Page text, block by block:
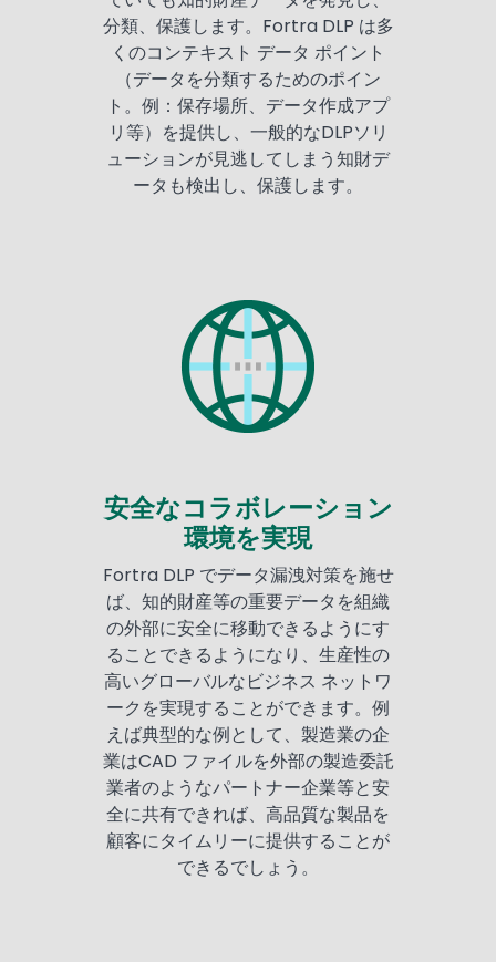
分類、保護します。Fortra DLP は多
くのコンテキスト データ ポイント
（データを分類するためのポイン
ト。例：保存場所、データ作成アプ
リ等）を提供し、一般的なDLPソリ
ューションが見逃してしまう知財デ
ータも検出し、保護します。
安全なコラボレーション
環境を実現
Fortra DLP でデータ漏洩対策を施せ
ば、知的財産等の重要データを組織
の外部に安全に移動できるようにす
ることできるようになり、生産性の
高いグローバルなビジネス ネットワ
ークを実現することができます。例
えば典型的な例として、製造業の企
業はCAD ファイルを外部の製造委託
業者のようなパートナー企業等と安
全に共有できれば、高品質な製品を
顧客にタイムリーに提供することが
できるでしょう。